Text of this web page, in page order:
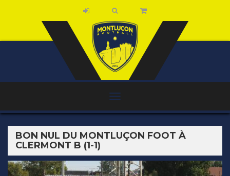
BON NUL DU MONTLUÇON FOOT À
CLERMONT B (1-1)